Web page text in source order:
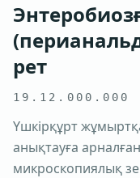
рет
19.12.000.000
Үшкірқұрт
анықтауға
микроскопиялық